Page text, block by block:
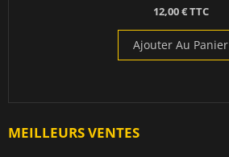
12,00 € TTC
Ajouter Au Panier
MEILLEURS VENTES